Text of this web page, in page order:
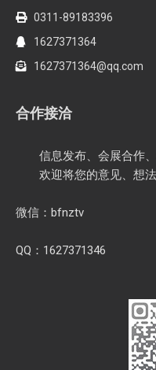
0311-89183396
1627371364
1627371364@qq.com
合作接洽
信息发布、会展合作、
欢迎将您的意见、想法
微信：bfnztv
QQ：1627371346